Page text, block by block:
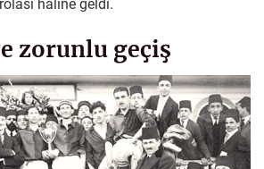
haline geldi.
zorunlu geçiş